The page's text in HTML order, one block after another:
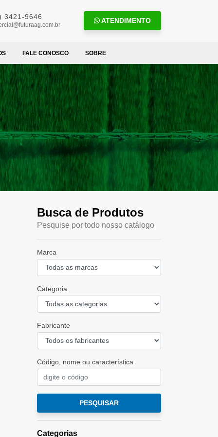
3421-9646 ATENDIMENTO
FALE CONOSCO SOBRE
Busca de Produtos
Pesquise por todo nosso catálogo
Marca
Categoria
Fabricante
Código, nome ou característica
PESQUISAR
Categorias